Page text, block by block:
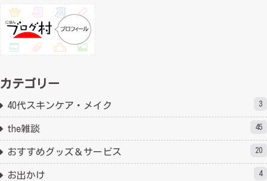
カテゴリー
40代スキンケア・メイク 3
the雑談 45
おすすめグッズ＆サービス 20
お出かけ 4